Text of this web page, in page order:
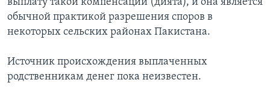
выплату такой компенсации (дията), и она является
обычной практикой разрешения споров в
некоторых сельских районах Пакистана.
Источник происхождения выплаченных
родственникам денег пока неизвестен.